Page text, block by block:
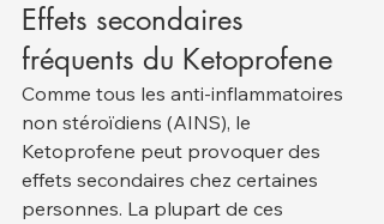
Effets secondaires
fréquents du Ketoprofene
Comme tous les anti-inflammatoires
non stéroïdiens (AINS), le
Ketoprofene peut provoquer des
effets secondaires chez certaines
personnes. La plupart de ces